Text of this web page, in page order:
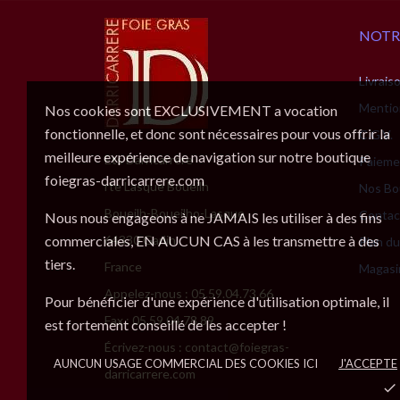
Nos cookies sont EXCLUSIVEMENT a vocation
fonctionnelle, et donc sont nécessaires pour vous offrir la
meilleure expérience de navigation sur notre boutique
foiegras-darricarrere.com
Nous nous engageons à ne JAMAIS les utiliser à des fins
commerciales, EN AUCUN CAS à les transmettre à des
tiers.
Pour bénéficier d'une expérience d'utilisation optimale, il
est fortement conseillé de les accepter !
AUNCUN USAGE COMMERCIAL DES COOKIES ICI J'ACCEPTE
done
Ets Darricarrère
rte Lasque Boueilh
Boueilh-Boueilho-Lasque
64330 Garlin
France
Appelez-nous : 05.59.04.73.66
Fax : 05.59.04.78.89
Écrivez-nous : contact@foiegras-
darricarrere.com
C.G.V.
Nos
Plan